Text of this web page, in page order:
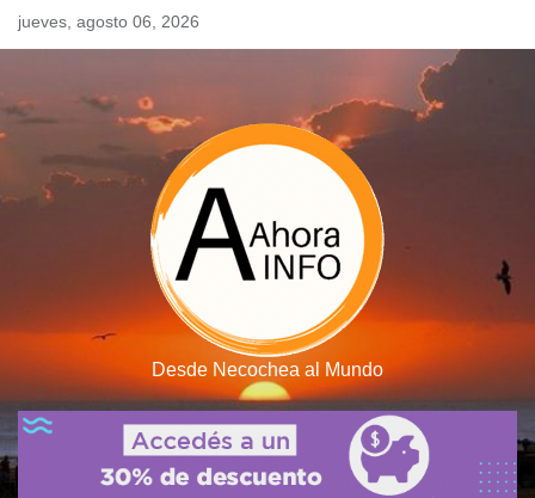
Skipjueves, agosto 06, 2026
Desde Necochea al Mundo